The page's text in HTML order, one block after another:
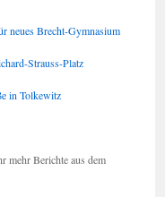
neues Brecht-Gymnasium
Strauss-Platz
in Tolkewitz
mehr Berichte aus dem